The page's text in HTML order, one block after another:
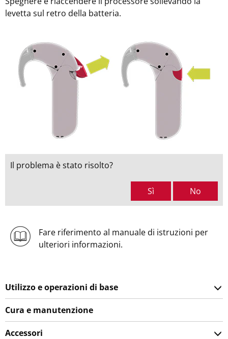
levetta sul retro della batteria.
Il problema è stato risolto?
Sì No
Fare riferimento al manuale di istruzioni per
ulteriori informazioni.
Utilizzo e operazioni di base
Cura e manutenzione
Accessori